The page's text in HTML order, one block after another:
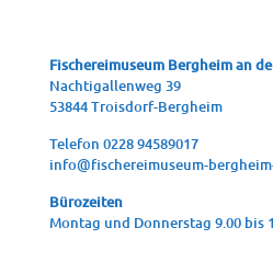
Fische­rei­mu­se­um Berg­heim an
Nach­ti­gal­len­weg 39
53844 Troisdorf-Bergheim
Tele­fon 0228 94589017
info@fischereimuseum-
Büro­zei­ten
Mon­tag und Don­ners­tag 9.00 bis